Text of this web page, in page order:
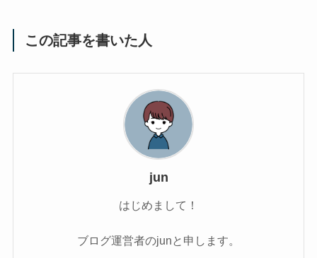
この記事を書いた人
jun
はじめまして！
ブログ運営者のjunと申します。